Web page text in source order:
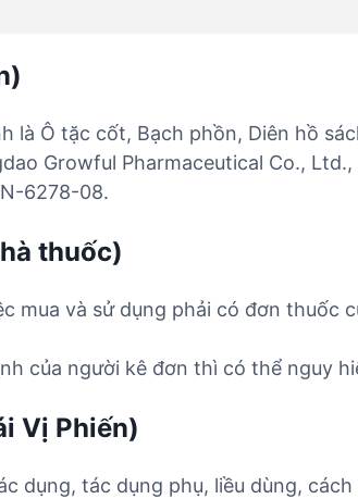
là Ô tặc cốt, Bạch phồn, Diên hồ
Growful Pharmaceutical Co.,
6278-08.
thuốc)
mua và sử dụng phải có đơn thuốc
của người kê đơn thì có thể nguy
Vị Phiến)
dụng, tác dụng phụ, liều dùng,